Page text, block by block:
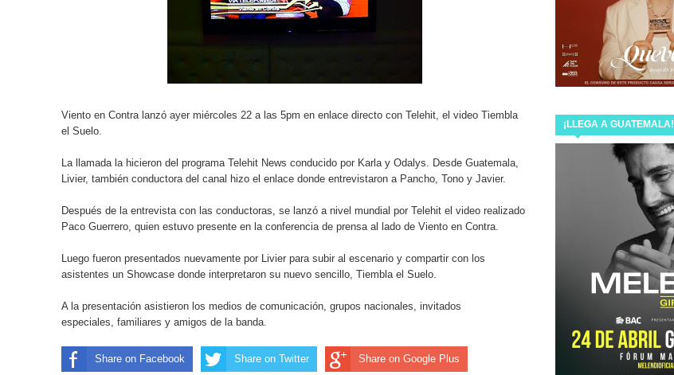
AGINPRO y FUNDADELA ENTREGAN LA BECA AGINPRO PARA MUJERES PRODUCTORAS
SUNDAY FUNDAY REGRESA E INAUGURA LOS LANZAMIENTOS DEL AÑO LANZANDO AMOR PROHIBIDO
SECO, EL NUEVOTRABAJODE ARJONA, APENAS EMPIEZA
MARIA MERCEDES REGRESA A LA PANTALLA GRANDE Y ESTRENA EN CINES DE MÉXICO LA ALBERCA DE
LOS NADIES
YOKOI KENJI, MARCUS DANTUS, ISMAEL CALA Y “NUTRILLERMO” PRESENTARÁN EN GUATEMALA THE
MENTORS
Inaugurando musicalmente la temporada, damos la bienvenida a @miamcewenmusic con su disco “Mia’s
¡LLEGA A GUATEMALA!
Viento en Contra lanzó ayer miércoles 22 a las 5pm en enlace directo con Telehit, el video Tiembla
el Suelo.
La llamada la hicieron del programa Telehit News conducido por Karla y Odalys. Desde Guatemala,
Livier, también conductora del canal hizo el enlace donde entrevistaron a Pancho, Tono y Javier.
Después de la entrevista con las conductoras, se lanzó a nivel mundial por Telehit el video realizado
Paco Guerrero, quien estuvo presente en la conferencia de prensa al lado de Viento en Contra.
Luego fueron presentados nuevamente por Livier para subir al escenario y compartir con los
asistentes un Showcase donde interpretaron su nuevo sencillo, Tiembla el Suelo.
A la presentación asistieron los medios de comunicación, grupos nacionales, invitados
especiales, familiares y amigos de la banda.
Share on Facebook Share on Twitter Share on Google Plus